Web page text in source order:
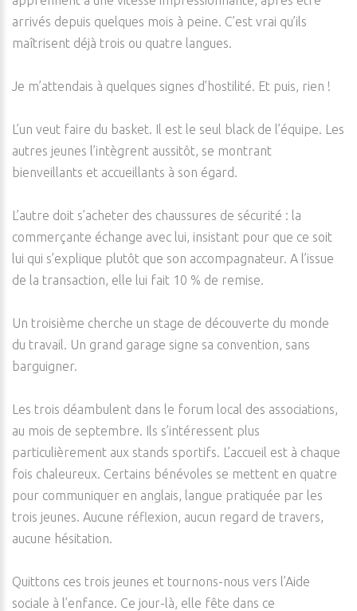
arrivés depuis quelques mois à peine. C’est vrai qu’ils
maîtrisent déjà trois ou quatre langues.
Je m’attendais à quelques signes d’hostilité. Et puis, rien !
L’un veut faire du basket. Il est le seul black de l’équipe. Les
autres jeunes l’intègrent aussitôt, se montrant
bienveillants et accueillants à son égard.
L’autre doit s’acheter des chaussures de sécurité : la
commerçante échange avec lui, insistant pour que ce soit
lui qui s’explique plutôt que son accompagnateur. A l’issue
de la transaction, elle lui fait 10 % de remise.
Un troisième cherche un stage de découverte du monde
du travail. Un grand garage signe sa convention, sans
barguigner.
Les trois déambulent dans le forum local des associations,
au mois de septembre. Ils s’intéressent plus
particulièrement aux stands sportifs. L’accueil est à chaque
fois chaleureux. Certains bénévoles se mettent en quatre
pour communiquer en anglais, langue pratiquée par les
trois jeunes. Aucune réflexion, aucun regard de travers,
aucune hésitation.
Quittons ces trois jeunes et tournons-nous vers l’Aide
sociale à l’enfance. Ce jour-là, elle fête dans ce